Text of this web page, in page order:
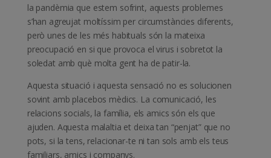
la pandèmia que estem sofrint, aquests problemes
s’han agreujat moltíssim per circumstàncies diferents,
però unes de les més habituals són la mateixa
preocupació en si que provoca el virus i sobretot la
soledat amb què molta gent ha de patir-la.
Aquesta situació i aquesta sensació no es solucionen
sovint amb placebos mèdics. La comunicació, les
relacions socials, la família, els amics són els que
ajuden. Aquesta malaltia et deixa tan “penjat” que no
pots, si la tens, relacionar-te ni tan sols amb els teus
familiars, amics i companys.